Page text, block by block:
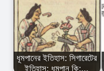
ধূমপানের ইতিহাস: সিগারেটের
ইতিহাস: ধূমপান কি:…